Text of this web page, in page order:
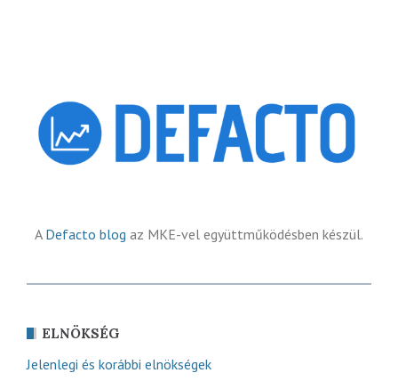
A Defacto blog az MKE-vel együttműködésben készül.
ELNÖKSÉG
Jelenlegi és korábbi elnökségek